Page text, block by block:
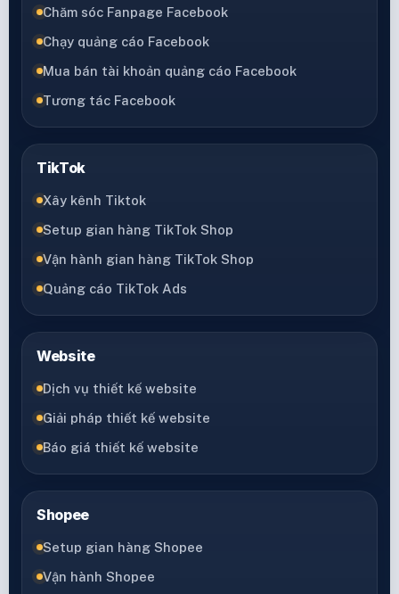
Chăm sóc Fanpage Facebook
Chạy quảng cáo Facebook
Mua bán tài khoản quảng cáo Facebook
Tương tác Facebook
TikTok
Xây kênh Tiktok
Setup gian hàng TikTok Shop
Vận hành gian hàng TikTok Shop
Quảng cáo TikTok Ads
Website
Dịch vụ thiết kế website
Giải pháp thiết kế website
Báo giá thiết kế website
Shopee
Setup gian hàng Shopee
Vận hành Shopee